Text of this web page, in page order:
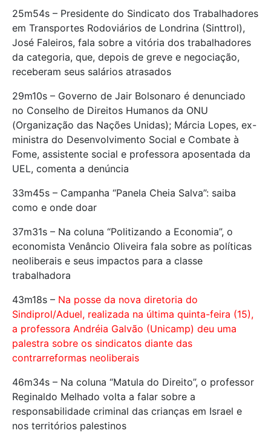
25m54s – Presidente do Sindicato dos Trabalhadores
em Transportes Rodoviários de Londrina (Sinttrol),
José Faleiros, fala sobre a vitória dos trabalhadores
da categoria, que, depois de greve e negociação,
receberam seus salários atrasados
29m10s – Governo de Jair Bolsonaro é denunciado
no Conselho de Direitos Humanos da ONU
(Organização das Nações Unidas); Márcia Lopes, ex-
ministra do Desenvolvimento Social e Combate à
Fome, assistente social e professora aposentada da
UEL, comenta a denúncia
33m45s – Campanha “Panela Cheia Salva”: saiba
como e onde doar
37m31s – Na coluna “Politizando a Economia”, o
economista Venâncio Oliveira fala sobre as políticas
neoliberais e seus impactos para a classe
trabalhadora
43m18s – Na posse da nova diretoria do
Sindiprol/Aduel, realizada na última quinta-feira (15),
a professora Andréia Galvão (Unicamp) deu uma
palestra sobre os sindicatos diante das
contrarreformas neoliberais
46m34s – Na coluna “Matula do Direito”, o professor
Reginaldo Melhado volta a falar sobre a
responsabilidade criminal das crianças em Israel e
nos territórios palestinos